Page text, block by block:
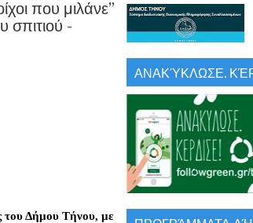
που μιλάνε”
σπιτιού -
Δήμου Τήνου, με τίτλο “Οι τοίχοι που
ΑΝΑΚΎΚΛΩΣΕ.